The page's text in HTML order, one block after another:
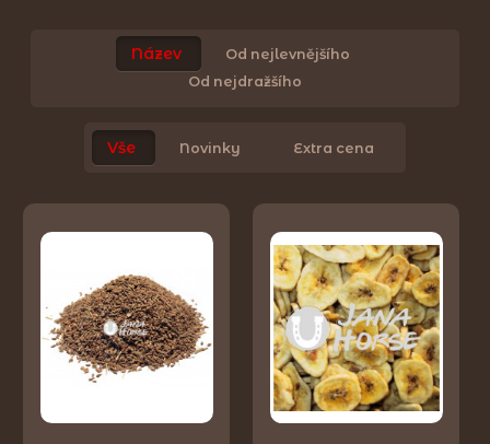
Název
Od nejlevnějšího
Od nejdražšího
Vše Novinky Extra cena